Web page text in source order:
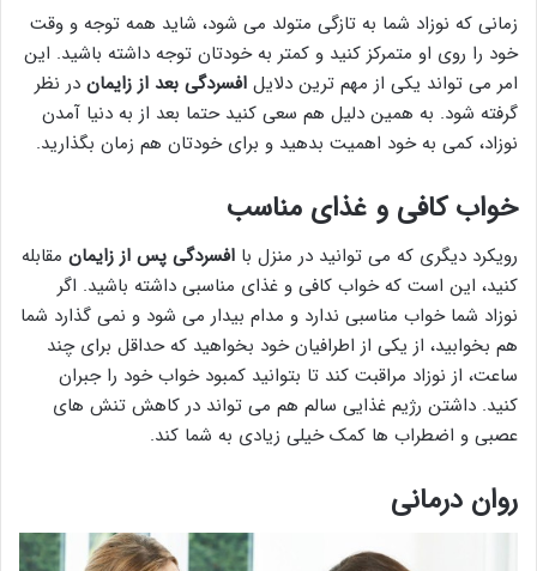
زمانی که نوزاد شما به تازگی متولد می شود، شاید همه توجه و وقت
خود را روی او متمرکز کنید و کمتر به خودتان توجه داشته باشید. این
امر می تواند یکی از مهم ترین دلایل افسردگی بعد از زایمان در نظر
گرفته شود. به همین دلیل هم سعی کنید حتما بعد از به دنیا آمدن
نوزاد، کمی به خود اهمیت بدهید و برای خودتان هم زمان بگذارید.
خواب کافی و غذای مناسب
رویکرد دیگری که می توانید در منزل با افسردگی پس از زایمان مقابله
کنید، این است که خواب کافی و غذای مناسبی داشته باشید. اگر
نوزاد شما خواب مناسبی ندارد و مدام بیدار می شود و نمی گذارد شما
هم بخوابید، از یکی از اطرافیان خود بخواهید که حداقل برای چند
ساعت، از نوزاد مراقبت کند تا بتوانید کمبود خواب خود را جبران
کنید. داشتن رژیم غذایی سالم هم می تواند در کاهش تنش های
عصبی و اضطراب ها کمک خیلی زیادی به شما کند.
روان درمانی